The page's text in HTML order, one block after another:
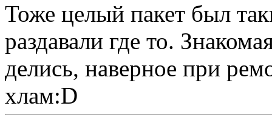
Тоже целый пакет был
раздавали где то.
делись, наверное при
хлам:D